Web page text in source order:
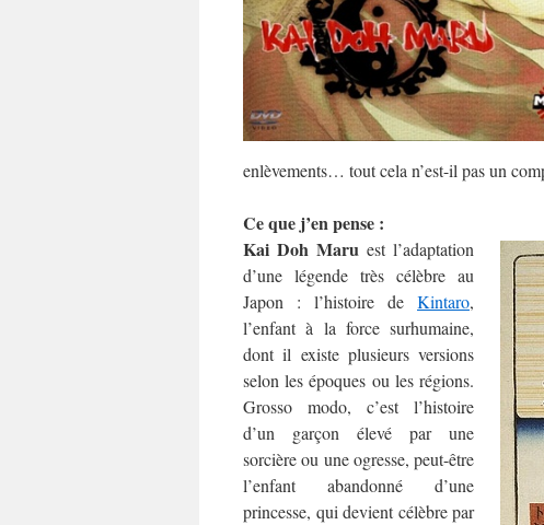
enlèvements… tout cela n’est-il pas un
Ce que j’en pense :
Kai Doh Maru est l’adaptation
d’une légende très célèbre au
Japon : l’histoire de Kintaro,
l’enfant à la force surhumaine,
dont il existe plusieurs versions
selon les époques ou les régions.
Grosso modo, c’est l’histoire
d’un garçon élevé par une
sorcière ou une ogresse, peut-être
l’enfant abandonné d’une
princesse, qui devient célèbre par